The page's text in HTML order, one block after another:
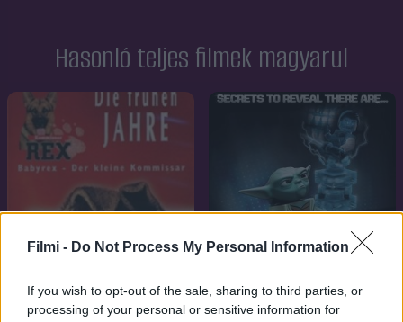
Filmi - Do Not Process My Personal Information
If you wish to opt-out of the sale, sharing to third parties, or
processing of your personal or sensitive information for
Hasonló teljes filmek magyarul